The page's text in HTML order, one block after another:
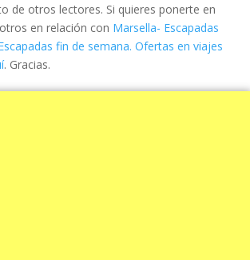
de otros lectores. Si quieres ponerte en
en relación con Marsella- Escapadas
fin de semana. Ofertas en viajes
. Gracias.